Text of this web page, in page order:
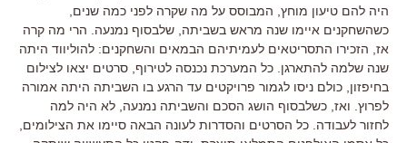
היה להם טיעון מוחץ, המבוסס על מה שקרה לפני כמה שנים,
כשהשחקנים איימו שנה מראש בשביתה, שלבסוף נמנעה. הרי מה קרה
אז, הזכירו התסריטאים לעמיתיהם הבמאים והשחקנים: להוליווד היתה
שנה שלמה להתארגן. כל המערכת נכנסה לטירוף, סרטים יצאו לצילום
בחיפזון, כולם ניסו לגמור פרויקטים עד הרגע בו השביתה היתה אמורה
לפרוץ. ואז, כשלבסוף הושג הסכם והשביתה נמנעה, לא היה למה
לחזור לעבודה. כל הסרטים והסדרות לעונה הבאה סיימו את הצילומים,